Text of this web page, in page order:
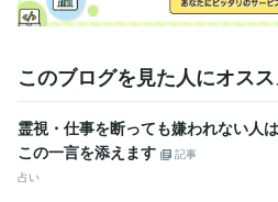
このブログを見た人にオスス
霊視・仕事を断っても嫌われない人
この一言を添えます
記事
占い